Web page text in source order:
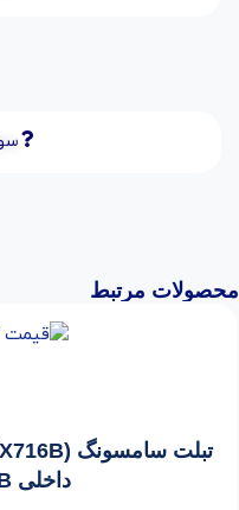
محصولات مرتبط
داخلی 256GB (ویتنام)